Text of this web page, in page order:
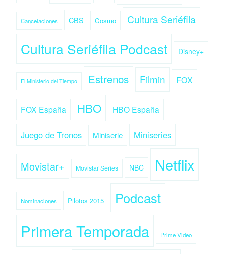
Cancelaciones CBS Cosmo Cultura Seriéfila
Cultura Seriéfila Podcast Disney+
El Ministerio del Tiempo Estrenos Filmin FOX
FOX España HBO HBO España
Juego de Tronos Miniserie Miniseries
Movistar+ Movistar Series NBC Netflix
Nominaciones Pilotos 2015 Podcast
Primera Temporada Prime Video